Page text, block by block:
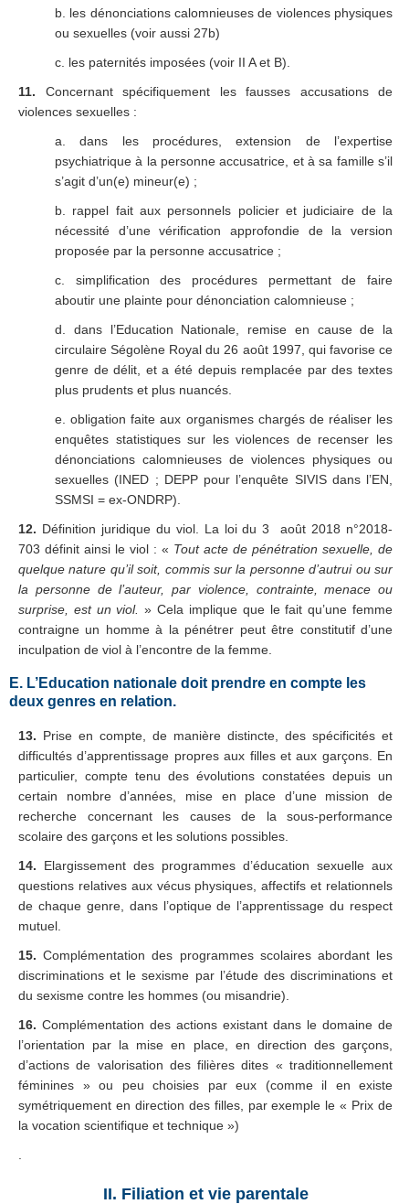
b. les dénonciations calomnieuses de violences physiques
ou sexuelles (voir aussi 27b)
c. les paternités imposées (voir II A et B).
11. Concernant spécifiquement les fausses accusations de
violences sexuelles :
a. dans les procédures, extension de l’expertise
psychiatrique à la personne accusatrice, et à sa famille s’il
s’agit d’un(e) mineur(e) ;
b. rappel fait aux personnels policier et judiciaire de la
nécessité d’une vérification approfondie de la version
proposée par la personne accusatrice ;
c. simplification des procédures permettant de faire
aboutir une plainte pour dénonciation calomnieuse ;
d. dans l’Education Nationale, remise en cause de la
circulaire Ségolène Royal du 26 août 1997, qui favorise ce
genre de délit, et a été depuis remplacée par des textes
plus prudents et plus nuancés.
e. obligation faite aux organismes chargés de réaliser les
enquêtes statistiques sur les violences de recenser les
dénonciations calomnieuses de violences physiques ou
sexuelles (INED ; DEPP pour l’enquête SIVIS dans l’EN,
SSMSI = ex-ONDRP).
12. Définition juridique du viol. La loi du 3 août 2018 n°2018-
703 définit ainsi le viol : « Tout acte de pénétration sexuelle, de
quelque nature qu’il soit, commis sur la personne d’autrui ou sur
la personne de l’auteur, par violence, contrainte, menace ou
surprise, est un viol. » Cela implique que le fait qu’une femme
contraigne un homme à la pénétrer peut être constitutif d’une
inculpation de viol à l’encontre de la femme.
E. L’Education nationale doit prendre en compte les
deux genres en relation.
13. Prise en compte, de manière distincte, des spécificités et
difficultés d’apprentissage propres aux filles et aux garçons. En
particulier, compte tenu des évolutions constatées depuis un
certain nombre d’années, mise en place d’une mission de
recherche concernant les causes de la sous-performance
scolaire des garçons et les solutions possibles.
14. Elargissement des programmes d’éducation sexuelle aux
questions relatives aux vécus physiques, affectifs et relationnels
de chaque genre, dans l’optique de l’apprentissage du respect
mutuel.
15. Complémentation des programmes scolaires abordant les
discriminations et le sexisme par l’étude des discriminations et
du sexisme contre les hommes (ou misandrie).
16. Complémentation des actions existant dans le domaine de
l’orientation par la mise en place, en direction des garçons,
d’actions de valorisation des filières dites « traditionnellement
féminines » ou peu choisies par eux (comme il en existe
symétriquement en direction des filles, par exemple le « Prix de
la vocation scientifique et technique »)
II. Filiation et vie parentale